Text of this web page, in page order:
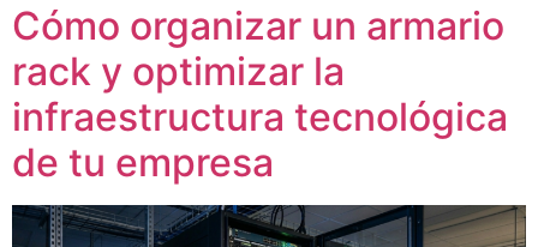
Cómo organizar un armario
rack y optimizar la
infraestructura tecnológica
de tu empresa